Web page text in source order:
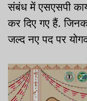
संबंध में एसएसपी
कर दिए गए हैं.
जल्द नए पद पर